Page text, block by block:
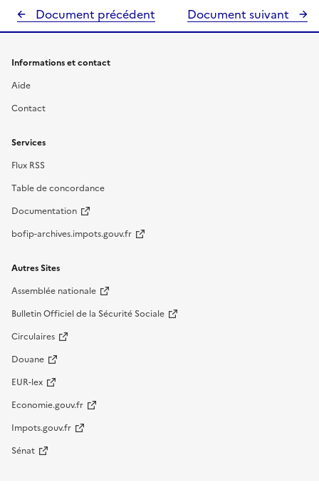
Document précédent Document suivant
Informations et contact
Aide
Contact
Services
Flux RSS
Table de concordance
Documentation
bofip-archives.impots.gouv.fr
Autres Sites
Assemblée nationale
Bulletin Officiel de la Sécurité Sociale
Circulaires
Douane
EUR-lex
Economie.gouv.fr
Impots.gouv.fr
Sénat